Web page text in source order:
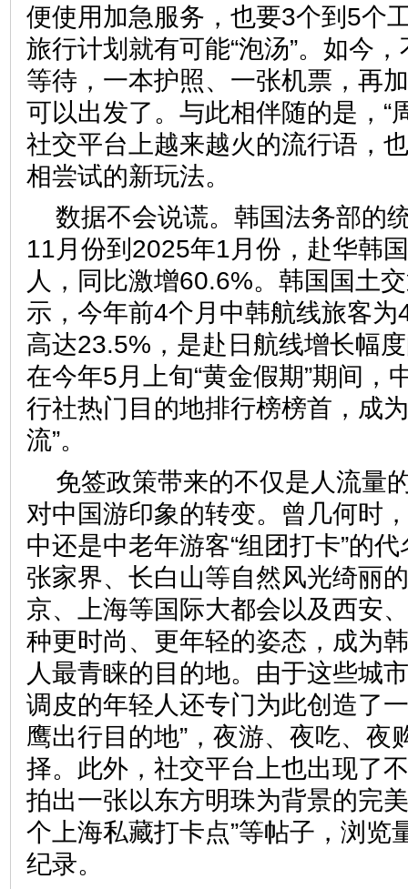
便使用加急服务，也要3个到5个
旅行计划就有可能“泡汤”。如今
等待，一本护照、一张机票，再
可以出发了。与此相伴随的是，“
社交平台上越来越火的流行语，
相尝试的新玩法。
数据不会说谎。韩国法务部的
11月份到2025年1月份，赴华韩
人，同比激增60.6%。韩国国土
示，今年前4个月中韩航线旅客
高达23.5%，是赴日航线增长幅
在今年5月上旬“黄金假期”期间，
行社热门目的地排行榜榜首，成
流”。
免签政策带来的不仅是人流量
对中国游印象的转变。曾几何时
中还是中老年游客“组团打卡”的
张家界、长白山等自然风光绮丽
京、上海等国际大都会以及西安
种更时尚、更年轻的姿态，成为
人最青睐的目的地。由于这些城
调皮的年轻人还专门为此创造了
鹰出行目的地”，夜游、夜吃、夜
择。此外，社交平台上也出现了不
拍出一张以东方明珠为背景的完
个上海私藏打卡点”等帖子，浏览
纪录。